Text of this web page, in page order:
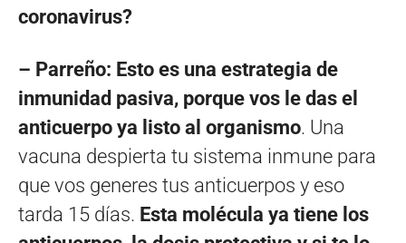
coronavirus?
– Parreño: Esto es una estrategia de
inmunidad pasiva, porque vos le das el
anticuerpo ya listo al organismo. Una
vacuna despierta tu sistema inmune para
que vos generes tus anticuerpos y eso
tarda 15 días. Esta molécula ya tiene los